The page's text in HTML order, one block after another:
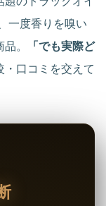
一度香りを嗅い
。
「でも実際ど
・口コミを交えて